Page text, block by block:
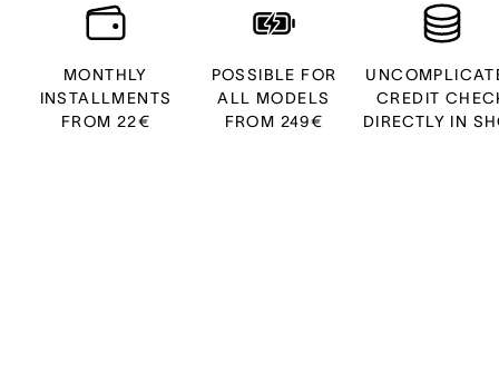
MONTHLY
INSTALLMENTS
FROM 22€
POSSIBLE FOR
ALL MODELS
FROM 249€
CREDIT
DIRECTLY IN